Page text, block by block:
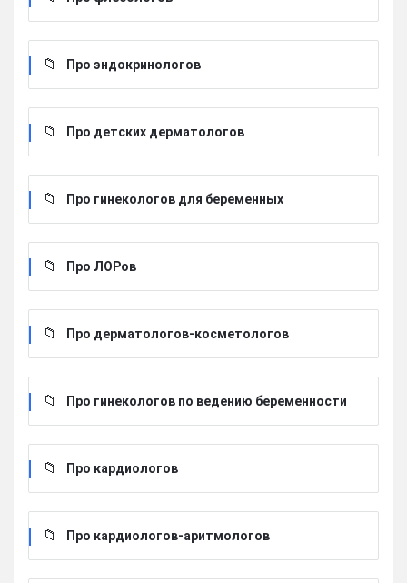
Про эндокринологов
Про детских дерматологов
Про гинекологов для беременных
Про ЛОРов
Про дерматологов-косметологов
Про гинекологов по ведению беременности
Про кардиологов
Про кардиологов-аритмологов